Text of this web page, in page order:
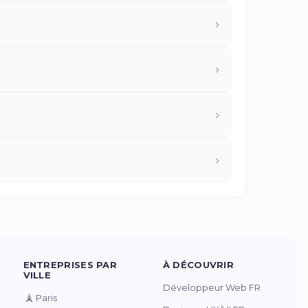
ENTREPRISES PAR
VILLE
🗼 Paris
À DÉCOUVRIR
Développeur Web FR